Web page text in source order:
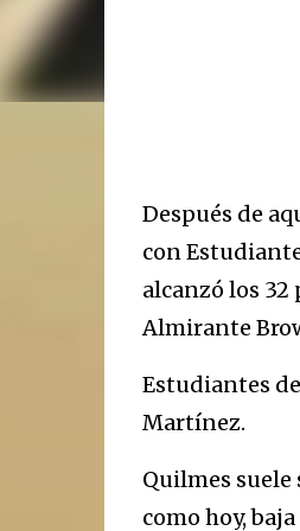
Después de
con
alcanzó los
Almirante
Estudiantes
Martínez.
Quilmes suele
como hoy,